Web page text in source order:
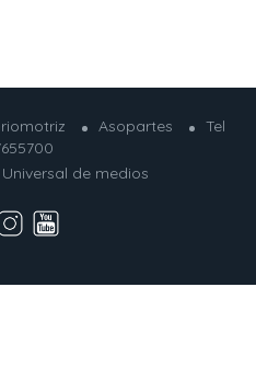
Asopartes
Tel
Universal de medios